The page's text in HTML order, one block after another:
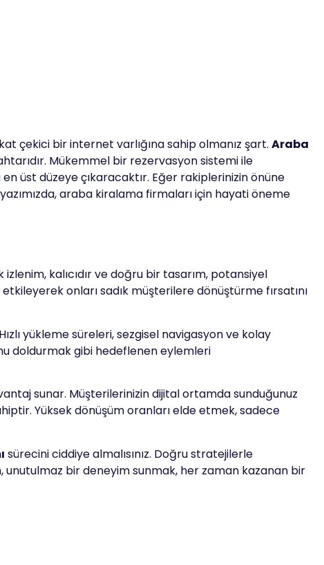
çekici bir internet varlığına sahip olmanız şart. Araba
Mükemmel bir rezervasyon sistemi ile
üst düzeye çıkaracaktır. Eğer rakiplerinizin önüne
araba kiralama firmaları için hayati öneme
kalıcıdır ve doğru bir tasarım, potansiyel
onları sadık müşterilere dönüştürme fırsatını
yükleme süreleri, sezgisel navigasyon ve kolay
doldurmak gibi hedeflenen eylemleri
sunar. Müşterilerinizin dijital ortamda sunduğunuz
Yüksek dönüşüm oranları elde etmek, sadece
sürecini ciddiye almalısınız. Doğru stratejilerle
unutulmaz bir deneyim sunmak, her zaman kazanan bir